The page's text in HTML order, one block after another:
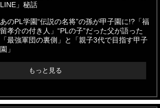
LINE」秘話
あのPL学園“伝説の名将”の孫が甲子園に!?「福
留孝介の付き人」“PLの子”だった父が語った
「最強軍団の裏側」と「親子3代で目指す甲子
園」
もっと見る